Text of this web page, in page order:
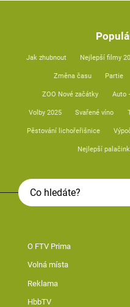
Jak zhubnout Nejlepší filmy
Změna času Partie
ZOO Nové začátky Auto
Volby 2025 Svařené víno
Pěstování lichořeřišnice
Nejlepší
O FTV Prima
Volná místa
Reklama
HbbTV